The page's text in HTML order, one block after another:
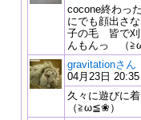
cocone終わっ
にでも顔出さ
子の毛 皆で刈
んもんっ （
gravitationさん
04月23日 20:35
久々に遊びに
（≧ω≦❀）